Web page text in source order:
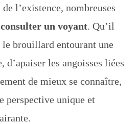
l’existence, nombreuses
un voyant. Qu’il
le brouillard entourant une
d’apaiser les angoisses liées
de mieux se connaître,
perspective unique et